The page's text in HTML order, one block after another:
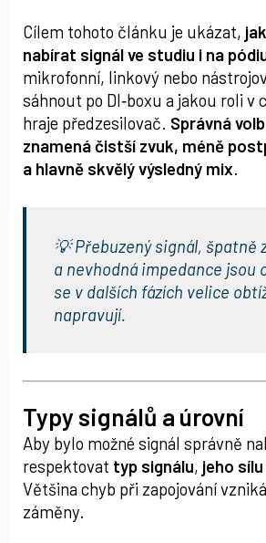
Cílem tohoto článku je ukázat,
nabírat signál ve studiu i na
mikrofonní, linkový nebo
sáhnout po DI‑boxu a jakou roli v
hraje předzesilovač. Správná
znamená čistší zvuk, méně
a hlavně skvělý výsledný mix.
💡 Přebuzený signál, špatně
a nevhodná impedance jsou
se v dalších fázích velice
napravují.
Typy signálů a úrovní
Aby bylo možné signál správně
respektovat typ signálu, jeho
Většina chyb při zapojování
záměny.